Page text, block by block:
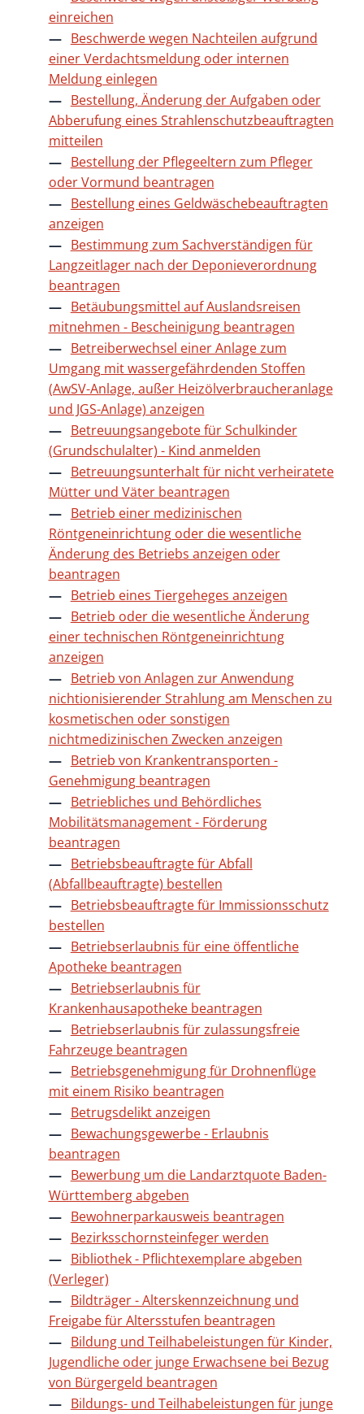
einreichen
Beschwerde wegen Nachteilen aufgrund
einer Verdachtsmeldung oder internen
Meldung einlegen
Bestellung, Änderung der Aufgaben oder
Abberufung eines Strahlenschutzbeauftragten
mitteilen
Bestellung der Pflegeeltern zum Pfleger
oder Vormund beantragen
Bestellung eines Geldwäschebeauftragten
anzeigen
Bestimmung zum Sachverständigen für
Langzeitlager nach der Deponieverordnung
beantragen
Betäubungsmittel auf Auslandsreisen
mitnehmen - Bescheinigung beantragen
Betreiberwechsel einer Anlage zum
Umgang mit wassergefährdenden Stoffen
(AwSV-Anlage, außer Heizölverbraucheranlage
und JGS-Anlage) anzeigen
Betreuungsangebote für Schulkinder
(Grundschulalter) - Kind anmelden
Betreuungsunterhalt für nicht verheiratete
Mütter und Väter beantragen
Betrieb einer medizinischen
Röntgeneinrichtung oder die wesentliche
Änderung des Betriebs anzeigen oder
beantragen
Betrieb eines Tiergeheges anzeigen
Betrieb oder die wesentliche Änderung
einer technischen Röntgeneinrichtung
anzeigen
Betrieb von Anlagen zur Anwendung
nichtionisierender Strahlung am Menschen zu
kosmetischen oder sonstigen
nichtmedizinischen Zwecken anzeigen
Betrieb von Krankentransporten -
Genehmigung beantragen
Betriebliches und Behördliches
Mobilitätsmanagement - Förderung
beantragen
Betriebsbeauftragte für Abfall
(Abfallbeauftragte) bestellen
Betriebsbeauftragte für Immissionsschutz
bestellen
Betriebserlaubnis für eine öffentliche
Apotheke beantragen
Betriebserlaubnis für
Krankenhausapotheke beantragen
Betriebserlaubnis für zulassungsfreie
Fahrzeuge beantragen
Betriebsgenehmigung für Drohnenflüge
mit einem Risiko beantragen
Betrugsdelikt anzeigen
Bewachungsgewerbe - Erlaubnis
beantragen
Bewerbung um die Landarztquote Baden-
Württemberg abgeben
Bewohnerparkausweis beantragen
Bezirksschornsteinfeger werden
Bibliothek - Pflichtexemplare abgeben
(Verleger)
Bildträger - Alterskennzeichnung und
Freigabe für Altersstufen beantragen
Bildung und Teilhabeleistungen für Kinder,
Jugendliche oder junge Erwachsene bei Bezug
von Bürgergeld beantragen
Bildungs- und Teilhabeleistungen für junge